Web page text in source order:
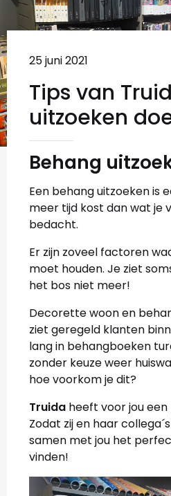
25 juni 2021
Tips van
uitzoeken
Behang
Een behang uitzoeken is
meer tijd kost dan wat je
bedacht.
Er zijn zoveel factoren
moet houden. Je ziet
het bos niet meer!
Decorette woon en
ziet geregeld klanten
lang in behangboeken
zonder keuze weer
hoe voorkom je dit?
Truida heeft voor jou
Zodat zij en haar
samen met jou het
vinden!